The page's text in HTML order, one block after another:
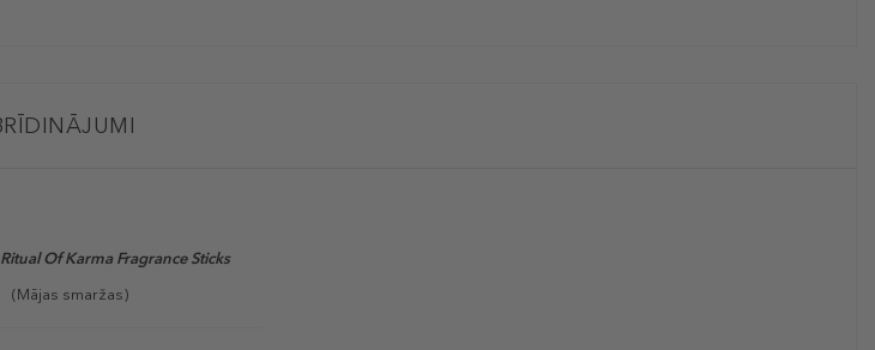
Ritual Of Karma Fragrance Sticks
(Mājas smaržas)